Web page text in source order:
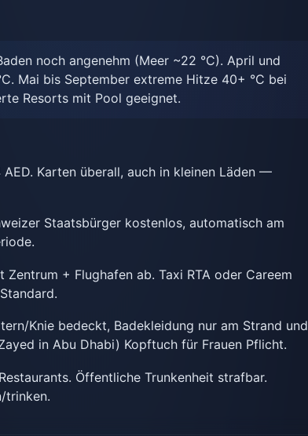
noch angenehm (Meer ~22 °C). April und
Mai bis September extreme Hitze 40+ °C bei
Resorts mit Pool geeignet.
AED. Karten überall, auch in kleinen Läden —
Staatsbürger kostenlos, automatisch am
+ Flughafen ab. Taxi RTA oder Careem
Knie bedeckt, Badekleidung nur am Strand und
in Abu Dhabi) Kopftuch für Frauen Pflicht.
Öffentliche Trunkenheit strafbar.
trinken.